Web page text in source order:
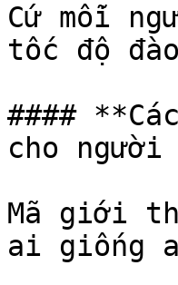
Cứ mỗi
tốc độ
####
cho
Mã giới
ai giống